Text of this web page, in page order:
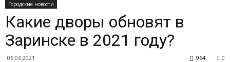
Городские новости
Какие дворы обновят в
Заринске в 2021 году?
06.03.2021 0
964